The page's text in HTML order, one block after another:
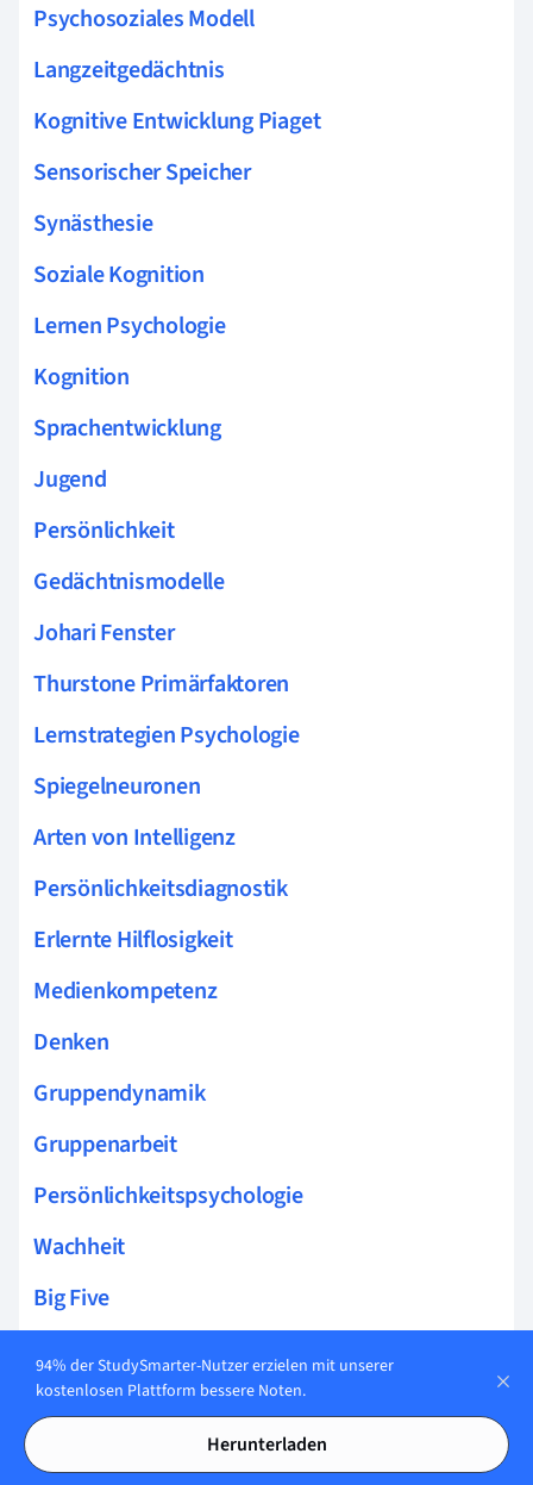
Psychosoziales Modell
Langzeitgedächtnis
Kognitive Entwicklung Piaget
Sensorischer Speicher
Synästhesie
Soziale Kognition
Lernen Psychologie
Kognition
Sprachentwicklung
Jugend
Persönlichkeit
Gedächtnismodelle
Johari Fenster
Thurstone Primärfaktoren
Lernstrategien Psychologie
Spiegelneuronen
Arten von Intelligenz
Persönlichkeitsdiagnostik
Erlernte Hilflosigkeit
Medienkompetenz
Denken
Gruppendynamik
Gruppenarbeit
Persönlichkeitspsychologie
Wachheit
Big Five
Divergentes Denken
Spurenzerfallstheorie
94% der StudySmarter-Nutzer erzielen mit unserer
kostenlosen Plattform bessere Noten.
Herunterladen